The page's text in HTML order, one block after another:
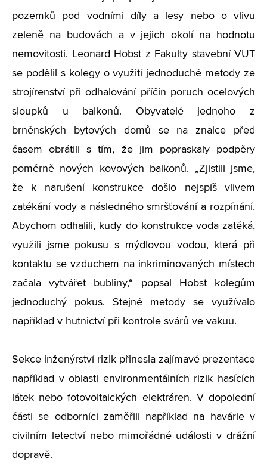
pozemků pod vodními díly a lesy nebo o vlivu
zeleně na budovách a v jejich okolí na hodnotu
nemovitosti. Leonard Hobst z Fakulty stavební VUT
se podělil s kolegy o využití jednoduché metody ze
strojírenství při odhalování příčin poruch ocelových
sloupků u balkonů. Obyvatelé jednoho z
brněnských bytových domů se na znalce před
časem obrátili s tím, že jim popraskaly podpěry
poměrně nových kovových balkonů. „Zjistili jsme,
že k narušení konstrukce došlo nejspíš vlivem
zatékání vody a následného smršťování a rozpínání.
Abychom odhalili, kudy do konstrukce voda zatéká,
využili jsme pokusu s mýdlovou vodou, která při
kontaktu se vzduchem na inkriminovaných místech
začala vytvářet bubliny,“ popsal Hobst kolegům
jednoduchý pokus. Stejné metody se využívalo
například v hutnictví při kontrole svárů ve vakuu.
Sekce inženýrství rizik přinesla zajímavé prezentace
například v oblasti environmentálních rizik hasících
látek nebo fotovoltaických elektráren. V dopolední
části se odborníci zaměřili například na havárie v
civilním letectví nebo mimořádné události v drážní
dopravě.